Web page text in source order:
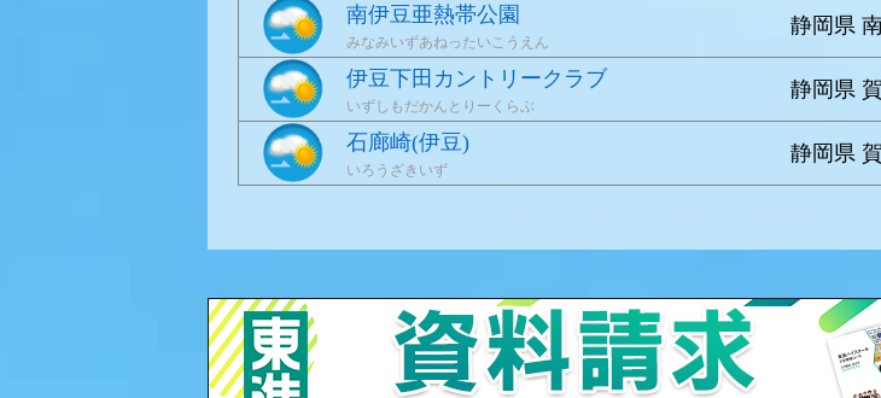
南伊豆亜熱帯公園
みなみいずあねったいこうえん
静岡県
伊豆下田カントリークラブ
いずしもだかんとりーくらぶ
静岡県
石廊崎(伊豆)
いろうざきいず
静岡県